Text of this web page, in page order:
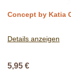
Concept by Katia
Details anzeigen
5,95 €